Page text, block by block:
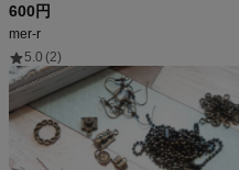
600円
mer-r
5.0 (2)